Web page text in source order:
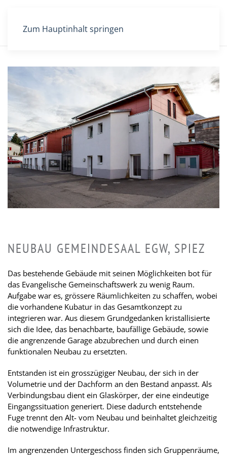
Zum Hauptinhalt springen
NEUBAU GEMEINDESAAL EGW, SPIEZ
Das bestehende Gebäude mit seinen Möglichkeiten bot für
das Evangelische Gemeinschaftswerk zu wenig Raum.
Aufgabe war es, grössere Räumlichkeiten zu schaffen, wobei
die vorhandene Kubatur in das Gesamtkonzept zu
integrieren war. Aus diesem Grundgedanken kristallisierte
sich die Idee, das benachbarte, baufällige Gebäude, sowie
die angrenzende Garage abzubrechen und durch einen
funktionalen Neubau zu ersetzten.
Entstanden ist ein grosszügiger Neubau, der sich in der
Volumetrie und der Dachform an den Bestand anpasst. Als
Verbindungsbau dient ein Glaskörper, der eine eindeutige
Eingangssituation generiert. Diese dadurch entstehende
Fuge trennt den Alt- vom Neubau und beinhaltet gleichzeitig
die notwendige Infrastruktur.
Im angrenzenden Untergeschoss finden sich Gruppenräume,